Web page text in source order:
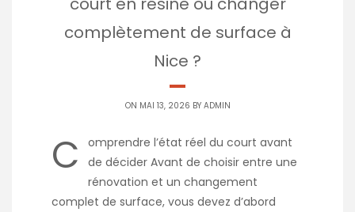
complètement de surface à
Nice ?
ON MAI 13, 2026 BY ADMIN
C
omprendre l’état réel du court avant
de décider Avant de choisir entre une
rénovation et un changement
complet de surface, vous devez d’abord